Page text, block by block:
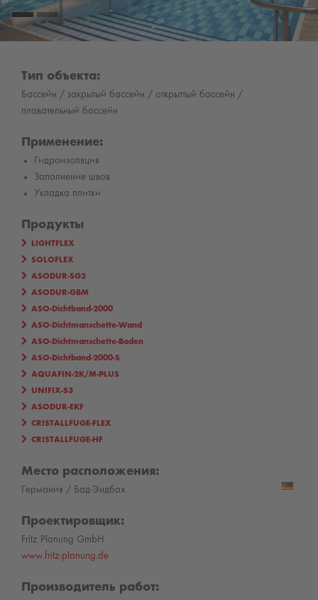
Тип объекта:
Бассейн / закрытый бассейн / открыттый бассейн /
плавательный бассейн
Применение:
Гидроизоляция
Заполнение швов
Укладка плитки
Продукты
LIGHTFLEX
SOLOFLEX
ASODUR-SG2
ASODUR-GBM
ASO-Dichtband-2000
ASO-Dichtmanschette-Wand
ASO-Dichtmanschette-Boden
ASO-Dichtband-2000-S
AQUAFIN-2K/M-PLUS
UNIFIX-S3
ASODUR-EKF
CRISTALLFUGE-FLEX
CRISTALLFUGE-HF
Место расположения:
Германия / Бад-Эндбах
Проектировщик:
Fritz Planung GmbH
www.fritz-planung.de
Производитель работ: